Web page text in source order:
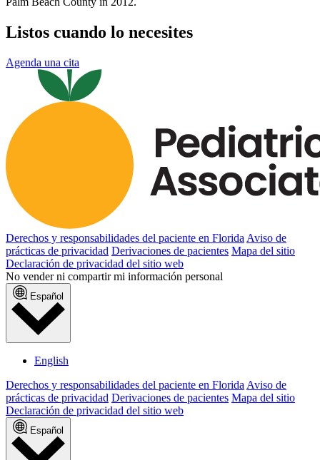
Listos cuando lo necesites
Agenda una cita
Derechos y responsabilidades del paciente en Florida Aviso de
prácticas de privacidad Derivaciones de pacientes Mapa del sitio
Declaración de privacidad del sitio web
No vender ni compartir mi información personal
Español
English
Derechos y responsabilidades del paciente en Florida Aviso de
prácticas de privacidad Derivaciones de pacientes Mapa del sitio
Declaración de privacidad del sitio web
Español